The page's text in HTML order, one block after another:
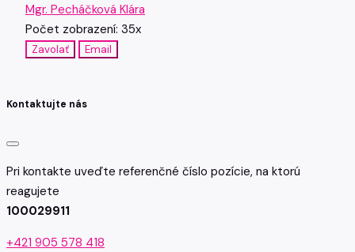
Mgr. Pecháčková Klára
Počet zobrazení: 35x
Zavolať Email
Kontaktujte nás
Pri kontakte uveďte referenčné číslo pozície, na ktorú
reagujete
100029911
+421 905 578 418